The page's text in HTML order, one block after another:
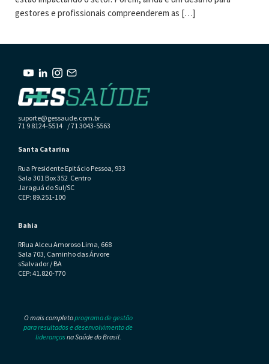
gestores e profissionais compreenderem as […]
suporte@gessaude.com.br
71 9 8124-5514 / 71 3043-5563
Santa Catarina
Rua Presidente Epitácio Pessoa, 933
Sala 301 Box 352 Centro
Jaraguá do Sul/SC
CEP: 89.251-100
Bahia
RRua Alceu Amoroso Lima, 668
Sala 703, Caminho das Árvore
sSalvador / BA
CEP: 41.820-770
O mais completoprograma de gestão
para resultados e desenvolvimento de
liderançasna Saúde do Brasil.